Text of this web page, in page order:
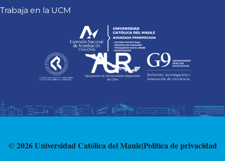
Trabaja en la UCM
© 2026 Universidad Católica del Maule|Política de privacidad